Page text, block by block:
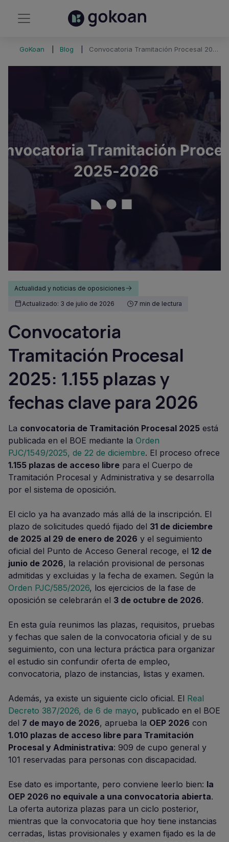
GoKoan Blog Convocatoria Tramitación Procesal 2025: 1.155 plazas y fechas clave para 2026
Actualidad y noticias de oposiciones
Actualizado: 3 de julio de 2026
7 min de lectura
Convocatoria
Tramitación Procesal
2025: 1.155 plazas y
fechas clave para 2026
La convocatoria de Tramitación Procesal 2025 está
publicada en el BOE mediante la Orden
PJC/1549/2025, de 22 de diciembre. El proceso ofrece
1.155 plazas de acceso libre para el Cuerpo de
Tramitación Procesal y Administrativa y se desarrolla
por el sistema de oposición.
El ciclo ya ha avanzado más allá de la inscripción. El
plazo de solicitudes quedó fijado del 31 de diciembre
de 2025 al 29 de enero de 2026 y el seguimiento
oficial del Punto de Acceso General recoge, el 12 de
junio de 2026, la relación provisional de personas
admitidas y excluidas y la fecha de examen. Según la
Orden PJC/585/2026, los ejercicios de la fase de
oposición se celebrarán el 3 de octubre de 2026.
En esta guía reunimos las plazas, requisitos, pruebas
y fechas que salen de la convocatoria oficial y de su
seguimiento, con una lectura práctica para organizar
el estudio sin confundir oferta de empleo,
convocatoria, plazo de instancias, listas y examen.
Además, ya existe un siguiente ciclo oficial. El Real
Decreto 387/2026, de 6 de mayo, publicado en el BOE
del 7 de mayo de 2026, aprueba la OEP 2026 con
1.010 plazas de acceso libre para Tramitación
Procesal y Administrativa: 909 de cupo general y
101 reservadas para personas con discapacidad.
Ese dato es importante, pero conviene leerlo bien: la
OEP 2026 no equivale a una convocatoria abierta.
La oferta autoriza plazas para un ciclo posterior,
mientras que la convocatoria que hoy tiene instancias
cerradas, listas provisionales y examen fijado es la de